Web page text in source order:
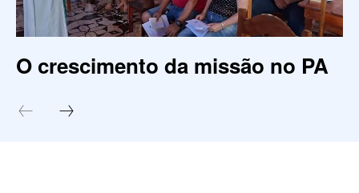
O crescimento da missão no PA